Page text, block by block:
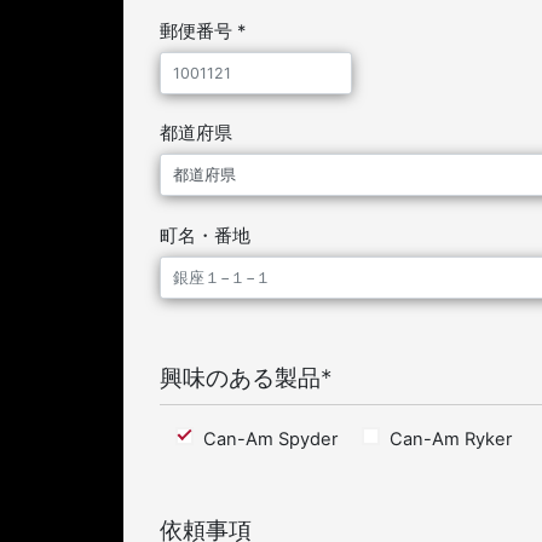
郵便番号 *
都道府県
町名・番地
興味のある製品*
Can-Am Spyder Can-Am Ryker
依頼事項